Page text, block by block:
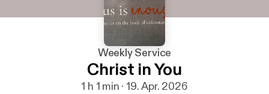
Weekly Service
Christ in You
1 h 1 min · 19. Apr. 2026